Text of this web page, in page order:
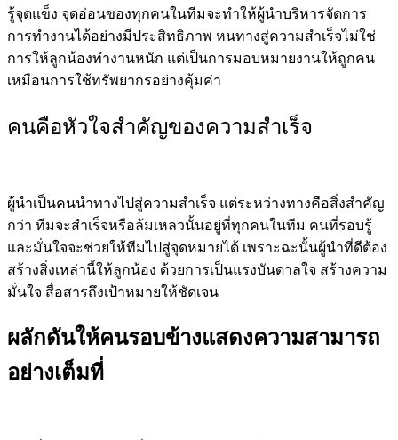
รู้จุดแข็ง จุดอ่อนของทุกคนในทีมจะทำให้ผู้นำบริหารจัดการ
การทำงานได้อย่างมีประสิทธิภาพ หนทางสู่ความสำเร็จไม่ใช่
การให้ลูกน้องทำงานหนัก แต่เป็นการมอบหมายงานให้ถูกคน
เหมือนการใช้ทรัพยากรอย่างคุ้มค่า
คนคือหัวใจสำคัญของความสำเร็จ
ผู้นำเป็นคนนำทางไปสู่ความสำเร็จ แต่ระหว่างทางคือสิ่งสำคัญ
กว่า ทีมจะสำเร็จหรือล้มเหลวนั้นอยู่ที่ทุกคนในทีม คนที่รอบรู้
และมั่นใจจะช่วยให้ทีมไปสู่จุดหมายได้ เพราะฉะนั้นผู้นำที่ดีต้อง
สร้างสิ่งเหล่านี้ให้ลูกน้อง ด้วยการเป็นแรงบันดาลใจ สร้างความ
มั่นใจ สื่อสารถึงเป้าหมายให้ชัดเจน
ผลักดันให้คนรอบข้างแสดงความสามารถ
อย่างเต็มที่